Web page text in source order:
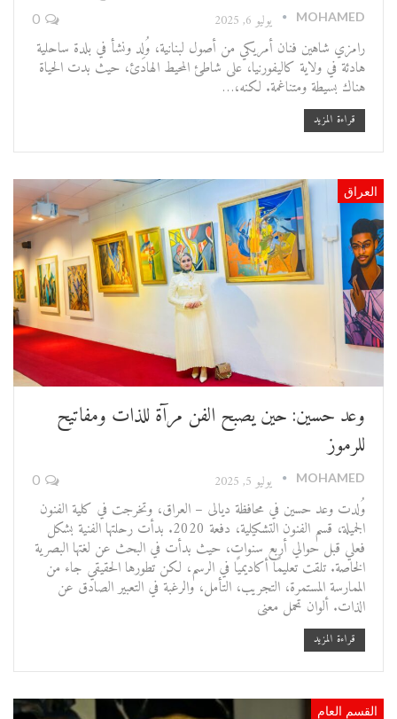
MOHAMED يوليو 6, 2025
رامزي شاهين فنان أمريكي من أصول لبنانية، وُلِد ونشأ في بلدة ساحلية
هادئة في ولاية كاليفورنيا، على شاطئ المحيط الهادئ، حيث بدت الحياة
هناك بسيطة ومتناغمة. لكنه،…
قراءة المزيد
العراق
وعد حسين: حين يصبح الفن مرآة للذات ومفاتيح
للرموز
MOHAMED يوليو 5, 2025
وُلدت وعد حسين في محافظة ديالى – العراق، وتخرجت في كلية الفنون
الجميلة، قسم الفنون التشكيلية، دفعة 2020. بدأت رحلتها الفنية بشكل
فعلي قبل حوالي أربع سنوات، حيث بدأت في البحث عن لغتها البصرية
الخاصة. تلقت تعليمًا أكاديميًا في الرسم، لكن تطورها الحقيقي جاء من
الممارسة المستمرة، التجريب، التأمل، والرغبة في التعبير الصادق عن
الذات. ألوان تحمل معنى
قراءة المزيد
القسم العام